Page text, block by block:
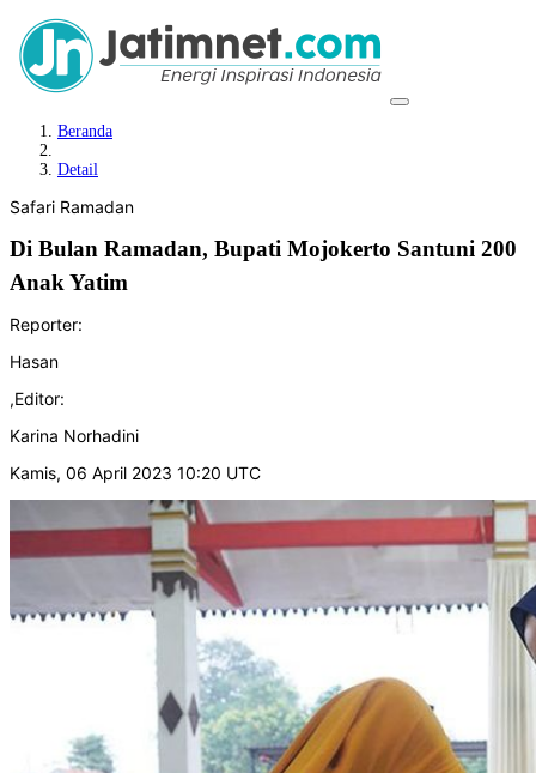
Beranda
Detail
Safari Ramadan
Di Bulan Ramadan, Bupati Mojokerto Santuni 200
Anak Yatim
Reporter:
Hasan
,Editor:
Karina Norhadini
Kamis, 06 April 2023 10:20 UTC